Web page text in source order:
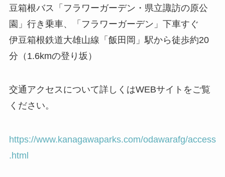
豆箱根バス「フラワーガーデン・県立諏訪の原公
園」行き乗車、「フラワーガーデン」下車すぐ
伊豆箱根鉄道大雄山線「飯田岡」駅から徒歩約20
分（1.6kmの登り坂）
交通アクセスについて詳しくはWEBサイトをご覧
ください。
https://www.kanagawaparks.com/odawarafg/access
.html